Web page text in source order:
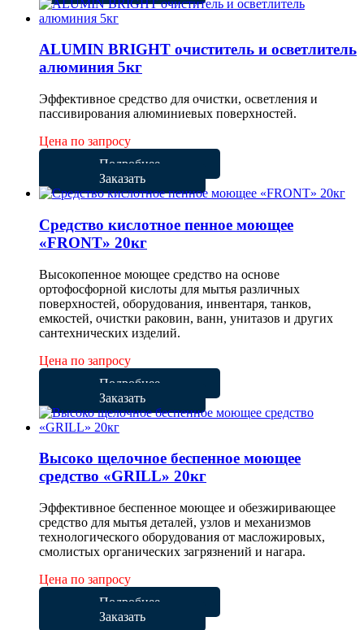
ALUMIN BRIGHT очиститель и осветлитель
алюминия 5кг
Эффективное средство для очистки, осветления и
пассивирования алюминиевых поверхностей.
Цена по запросу
Подробнее
Заказать
Cредство кислотное пенное моющее
«FRONT» 20кг
Высокопенное моющее средство на основе
ортофосфорной кислоты для мытья различных
поверхностей, оборудования, инвентаря, танков,
емкостей, очистки раковин, ванн, унитазов и других
сантехнических изделий.
Цена по запросу
Подробнее
Заказать
Высоко щелочное беспенное моющее
средство «GRILL» 20кг
Эффективное беспенное моющее и обезжиривающее
средство для мытья деталей, узлов и механизмов
технологического оборудования от масложировых,
смолистых органических загрязнений и нагара.
Цена по запросу
Подробнее
Заказать